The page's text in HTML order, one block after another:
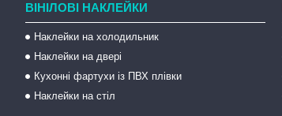
ВІНІЛОВІ НАКЛЕЙКИ
Наклейки на холодильник
Наклейки на двері
Кухонні фартухи із ПВХ плівки
Наклейки на стіл